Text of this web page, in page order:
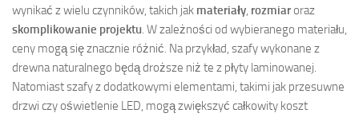
wynikać z wielu czynników, takich jak materiały, rozmiaroraz
skomplikowanie projektu. W zależności od wybieranego materiału,
ceny mogą się znacznie różnić. Na przykład, szafy wykonane z
drewna naturalnego będą droższe niż te z płyty laminowanej.
Natomiast szafy z dodatkowymi elementami, takimi jak przesuwne
drzwi czy oświetlenie LED, mogą zwiększyć całkowity koszt